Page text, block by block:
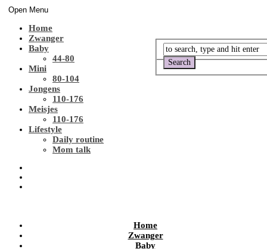
Open Menu
Home
Zwanger
Baby
44-80
Mini
80-104
Jongens
110-176
Meisjes
110-176
Lifestyle
Daily routine
Mom talk
Home
Zwanger
Baby